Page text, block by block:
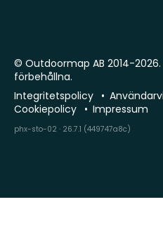
© Outdoormap AB 2014-
förbehållna.
Integritetspolicy
Cookiepolicy
Impressum
phx-sto-02 · 26.7.1 (449747a8c)